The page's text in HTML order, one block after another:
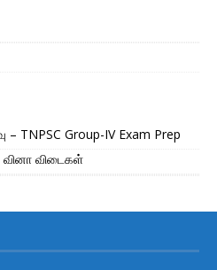
– TNPSC Group-IV Exam Prep
வினா விடைகள்